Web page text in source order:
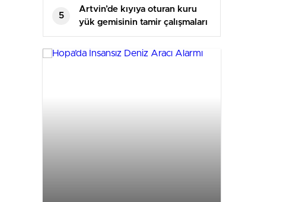
5
Artvin’de kıyıya oturan kuru
yük gemisinin tamir çalışmaları
devam ediyor